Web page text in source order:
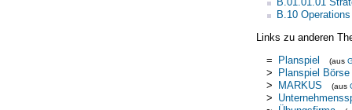
B.10
Links zu anderen
= Planspiel (aus
> Planspiel Börse
> MARKUS (aus
>